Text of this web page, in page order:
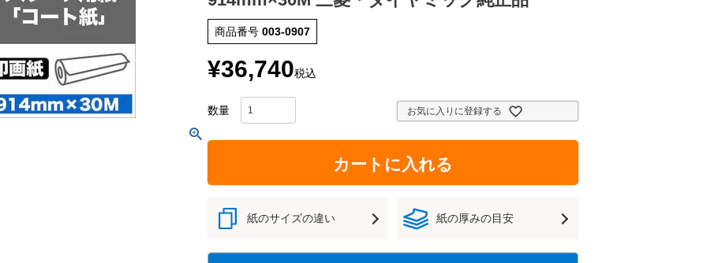
商品番号 003-0907
¥36,740税込
お気に入りに登録する
カートに入れる
紙のサイズの違い 紙の厚みの目安